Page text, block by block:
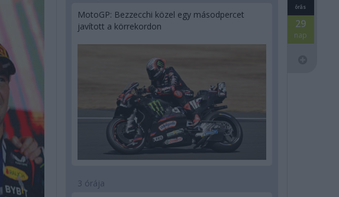
órás
29
nap
MotoGP: Bezzecchi közel egy másodpercet
javított a körrekordon
3 órája